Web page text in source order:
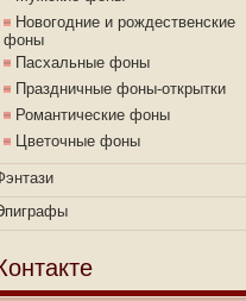
Новогодние и рождественские
фоны
Пасхальные фоны
Праздничные фоны-открытки
Романтические фоны
Цветочные фоны